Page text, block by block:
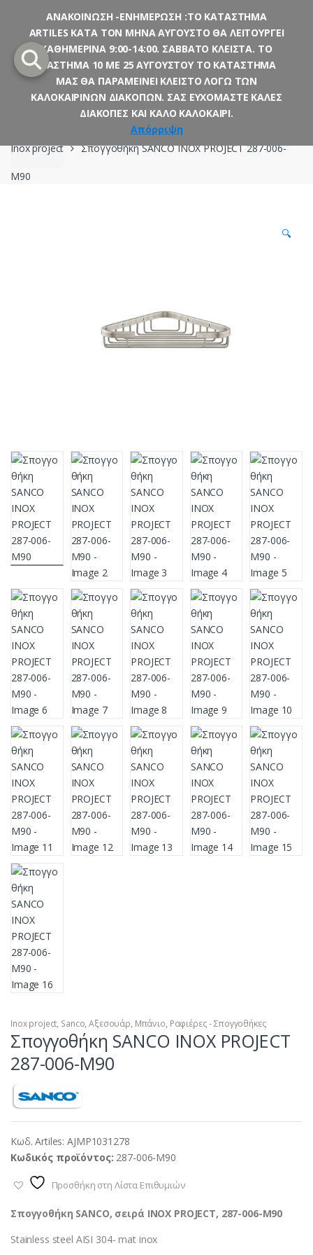
navigation
content
Μπάνιο Αξεσουάρ Sanco
Inox project Σπογγοθήκη SANCO INOX PROJECT 287-006-
M90
🔍
Inox project, Sanco,Αξεσουάρ, Μπάνιο, Ραφιέρες - Σπογγοθήκες
Σπογγοθήκη SANCO INOX PROJECT
287-006-M90
Κωδ. Artiles: AJMP1031278
Κωδικός προϊόντος: 287-006-M90
Προσθήκη στη Λίστα Επιθυμιών
Σπογγοθήκη SANCO, σειρά INOX PROJECT, 287-006-M90
Stainless steel AISI 304- mat inox
ΑΝΑΚΟΙΝΩΣΗ -ΕΝΗΜΕΡΩΣΗ :ΤΟ ΚΑΤΑΣΤΗΜΑ
ARTILES ΚΑΤΑ ΤΟΝ ΜΗΝΑ ΑΥΓΟΥΣΤΟ ΘΑ ΛΕΙΤΟΥΡΓΕΙ
ΚΑΘΗΜΕΡΙΝΑ 9:00-14:00. ΣΑΒΒΑΤΟ ΚΛΕΙΣΤΑ. ΤΟ
ΔΙΑΣΤΗΜΑ 10 ΜΕ 25 ΑΥΓΟΥΣΤΟΥ ΤΟ ΚΑΤΑΣΤΗΜΑ
ΜΑΣ ΘΑ ΠΑΡΑΜΕΙΝΕΙ ΚΛΕΙΣΤΟ ΛΟΓΩ ΤΩΝ
ΚΑΛΟΚΑΙΡΙΝΩΝ ΔΙΑΚΟΠΩΝ. ΣΑΣ ΕΥΧΟΜΑΣΤΕ ΚΑΛΕΣ
ΔΙΑΚΟΠΕΣ ΚΑΙ ΚΑΛΟ ΚΑΛΟΚΑΙΡΙ.
Απόρριψη